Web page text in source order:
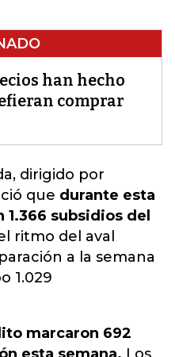
han hecho
comprar
dirigido por
que durante esta
subsidios del
ritmo del aval
a la semana
1.029
marcaron 692